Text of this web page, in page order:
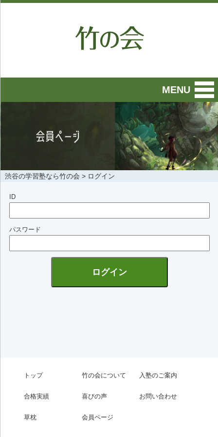
MENU
渋谷の学習塾なら竹の会 > ログイン
ID
パスワード
トップ 竹の会について 入塾のご案内
合格実績 喜びの声 お問い合わせ
草枕 会員ページ